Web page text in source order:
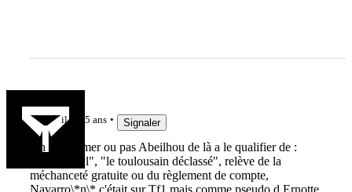
il y a 5 ans Signaler
On peut aimer ou pas Abeilhou de là a le qualifier de :
"Playmobyl", "le toulousain déclassé", relève de la
méchanceté gratuite ou du règlement de compte,